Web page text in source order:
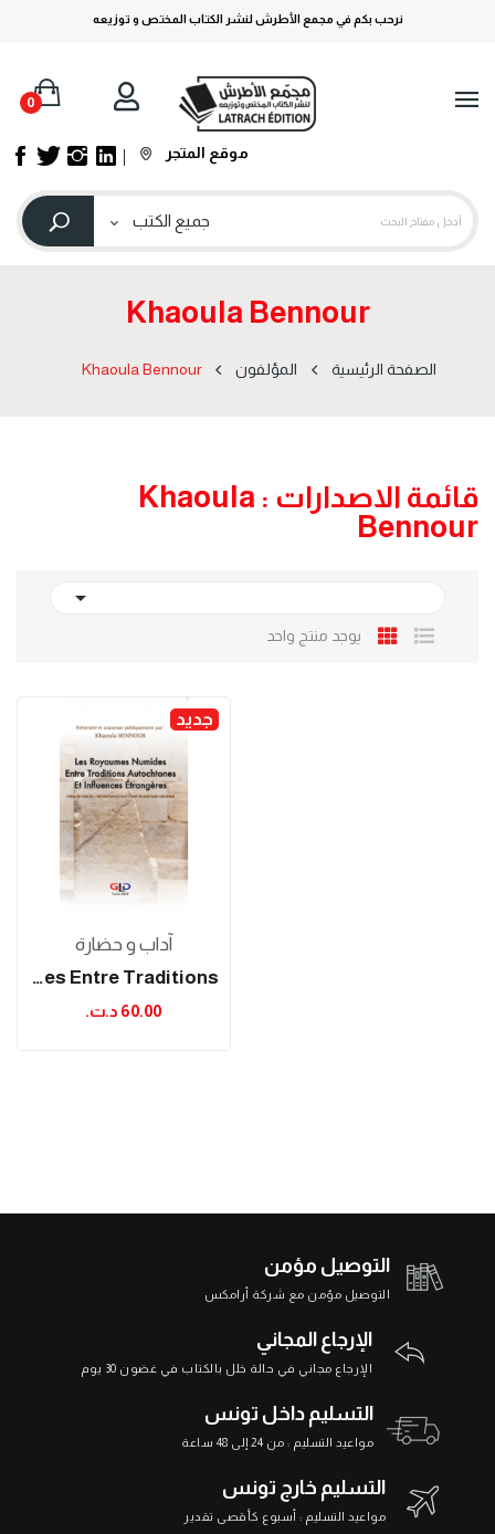
نرحب بكم في مجمع الأطرش لنشر الكتاب المختص و توزيعه
0
موقع المتجر
Khaoula Bennour
الصفحة الرئيسية المؤلفون Khaoula Bennour
قائمة الاصدارات : Khaoula
Bennour

يوجد منتج واحد
جديد
آداب و حضارة
Les Royaumes Numides Entre Traditions...
60.00 د.ت.‏
التوصيل مؤمن
التوصيل مؤمن مع شركة أرامكس
الإرجاع المجاني
الإرجاع مجاني في حالة خلل بالكتاب في غضون 30 يوم
التسليم داخل تونس
مواعيد التسليم : من 24 إلى 48 ساعة
التسليم خارج تونس
مواعيد التسليم : أسبوع كأقصى تقدير